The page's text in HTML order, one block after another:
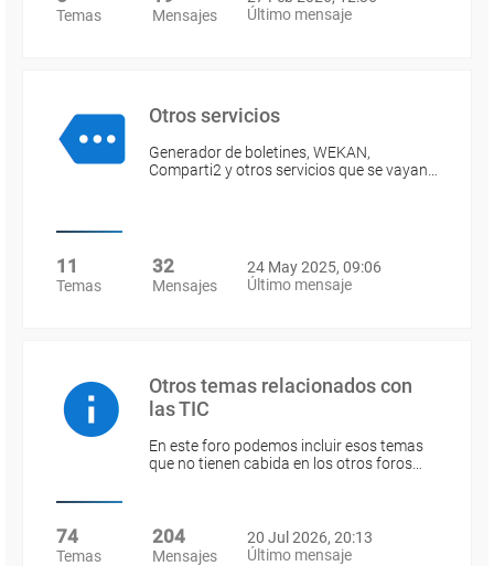
Temas Mensajes
Último mensaje
Otros servicios
Generador de boletines, WEKAN,
Comparti2 y otros servicios que se vayan…
11
Temas
32
Mensajes
24 May 2025, 09:06
Último mensaje
Otros temas relacionados con
las TIC
En este foro podemos incluir esos temas
que no tienen cabida en los otros foros…
74
Temas
204
Mensajes
20 Jul 2026, 20:13
Último mensaje